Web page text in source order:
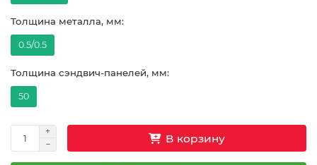
Толщина металла, мм:
0.5/0.5
Толщина сэндвич-панелей, мм:
50
В корзину